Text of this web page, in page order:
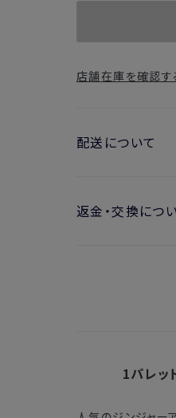
店舗在庫を確認す
配送について
注文後、お届
北海道
返金・交換につ
入の場合、購入日
1パレッ